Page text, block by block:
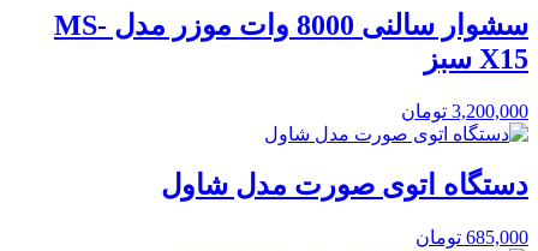
سشوار سالنی 8000 وات موزر مدل MS-
X15 سبز
3,200,000 تومان
دستگاه اتوی صورت مدل شاول
685,000 تومان